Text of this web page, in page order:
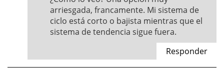
arriesgada, francamente. Mi sistema de
ciclo está corto o bajista mientras que el
sistema de tendencia sigue fuera.
Responder